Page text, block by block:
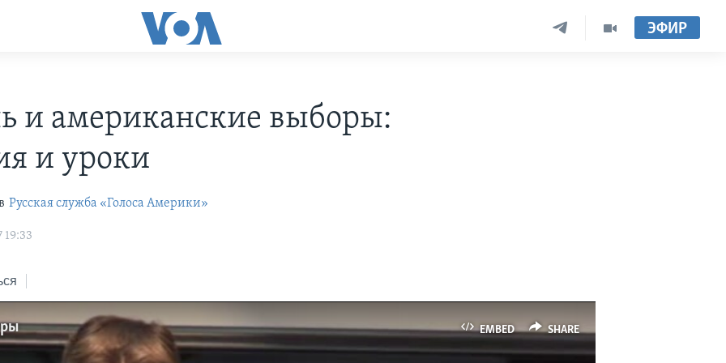
ЭФИР
и американские выборы:
и уроки
Русская служба «Голоса Америки»
19:33
EMBED SHARE